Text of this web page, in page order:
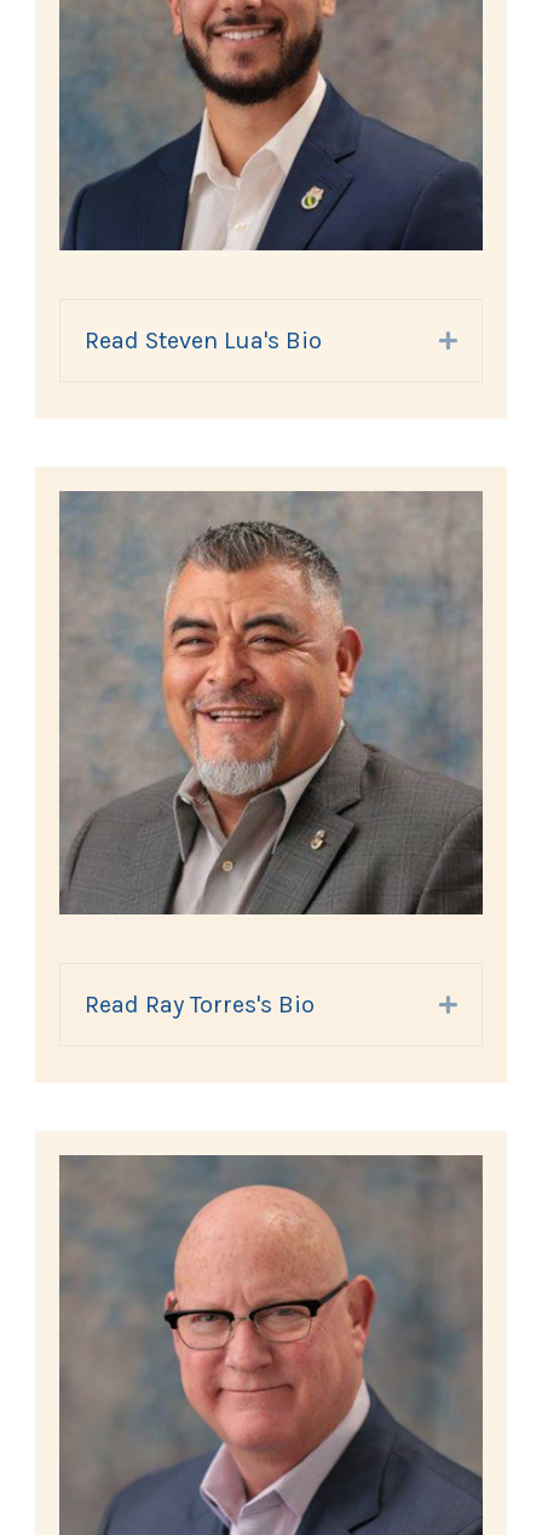
Read Steven Lua's Bio Expand
Read Ray Torres's Bio Expand